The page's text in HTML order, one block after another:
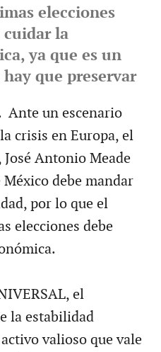
elecciones
cuidar la
ya que es un
que preservar
Ante un escenario
crisis en Europa, el
Antonio Meade
debe mandar
por lo que el
elecciones debe
el
la estabilidad
valioso que vale